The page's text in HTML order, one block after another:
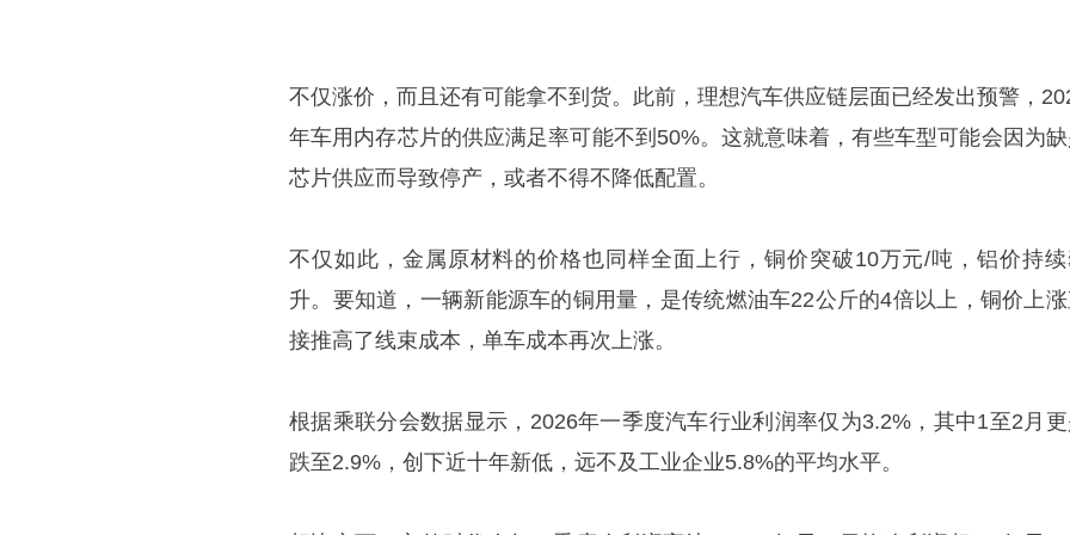
不仅涨价，而且还有可能拿不到货。此前，理想汽车供应链层面已经发出预警，
年车用内存芯片的供应满足率可能不到50%。这就意味着，有些车型可能会因为
芯片供应而导致停产，或者不得不降低配置。
不仅如此，金属原材料的价格也同样全面上行，铜价突破10万元/吨，铝价持
升。要知道，一辆新能源车的铜用量，是传统燃油车22公斤的4倍以上，铜价上
接推高了线束成本，单车成本再次上涨。
根据乘联分会数据显示，2026年一季度汽车行业利润率仅为3.2%，其中1至2月
跌至2.9%，创下近十年新低，远不及工业企业5.8%的平均水平。